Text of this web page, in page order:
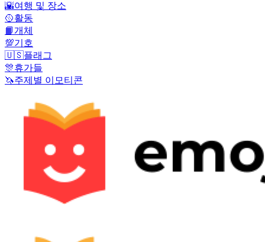
🌇여행 및 장소
🥎활동
📙개체
💯기호
🇺🇸플래그
🎊휴가들
🦄주제별 이모티콘